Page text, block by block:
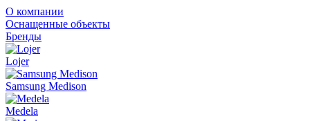
О компании
Оснащенные объекты
Бренды
Lojer
Samsung Medison
Medela